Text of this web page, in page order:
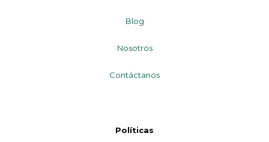
Blog
Nosotros
Contáctanos
Políticas